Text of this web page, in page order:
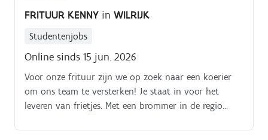
FRITUUR KENNY in WILRIJK
Studentenjobs
Online sinds 15 jun. 2026
Voor onze frituur zijn we op zoek naar een koerier
om ons team te versterken! Je staat in voor het
leveren van frietjes. Met een brommer in de regio
of B, ben je automatisch in het bezit van een